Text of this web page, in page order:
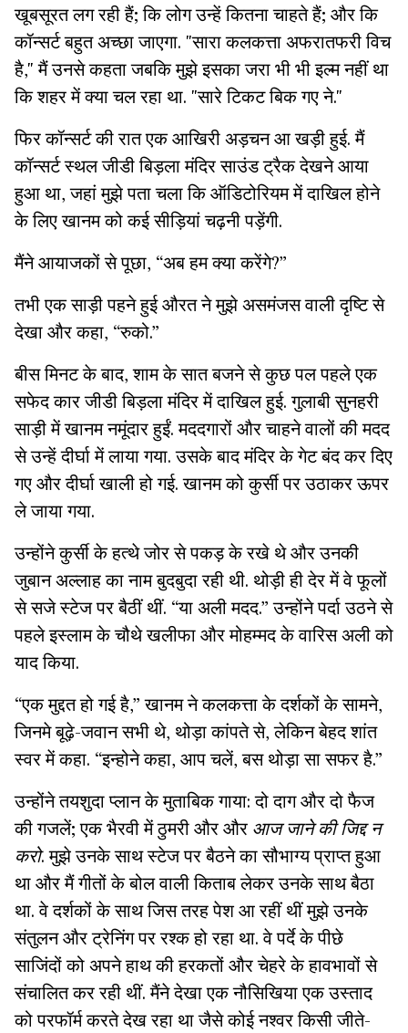
खूबसूरत लग रही हैं; कि लोग उन्हें कितना चाहते हैं; और कि
कॉन्सर्ट बहुत अच्छा जाएगा. "सारा कलकत्ता अफरातफरी विच
है," मैं उनसे कहता जबकि मुझे इसका जरा भी भी इल्म नहीं था
कि शहर में क्या चल रहा था. "सारे टिकट बिक गए ने."
फिर कॉन्सर्ट की रात एक आखिरी अड़चन आ खड़ी हुई. मैं
कॉन्सर्ट स्थल जीडी बिड़ला मंदिर साउंड ट्रैक देखने आया
हुआ था, जहां मुझे पता चला कि ऑडिटोरियम में दाखिल होने
के लिए खानम को कई सीड़ियां चढ़नी पड़ेंगी.
मैंने आयाजकों से पूछा, “अब हम क्या करेंगे?”
तभी एक साड़ी पहने हुई औरत ने मुझे असमंजस वाली दृष्टि से
देखा और कहा, “रुको.”
बीस मिनट के बाद, शाम के सात बजने से कुछ पल पहले एक
सफेद कार जीडी बिड़ला मंदिर में दाखिल हुई. गुलाबी सुनहरी
साड़ी में खानम नमूंदार हुईं. मददगारों और चाहने वालों की मदद
से उन्हें दीर्घा में लाया गया. उसके बाद मंदिर के गेट बंद कर दिए
गए और दीर्घा खाली हो गई. खानम को कुर्सी पर उठाकर ऊपर
ले जाया गया.
उन्होंने कुर्सी के हत्थे जोर से पकड़ के रखे थे और उनकी
जुबान अल्लाह का नाम बुदबुदा रही थी. थोड़ी ही देर में वे फूलों
से सजे स्टेज पर बैठीं थीं. “या अली मदद.” उन्होंने पर्दा उठने से
पहले इस्लाम के चौथे खलीफा और मोहम्मद के वारिस अली को
याद किया.
“एक मुद्दत हो गई है,” खानम ने कलकत्ता के दर्शकों के सामने,
जिनमे बूढ़े-जवान सभी थे, थोड़ा कांपते से, लेकिन बेहद शांत
स्वर में कहा. “इन्होने कहा, आप चलें, बस थोड़ा सा सफर है.”
उन्होंने तयशुदा प्लान के मुताबिक गाया: दो दाग और दो फैज
की गजलें; एक भैरवी में ठुमरी और और आज जाने की जिद्द न
करो. मुझे उनके साथ स्टेज पर बैठने का सौभाग्य प्राप्त हुआ
था और मैं गीतों के बोल वाली किताब लेकर उनके साथ बैठा
था. वे दर्शकों के साथ जिस तरह पेश आ रहीं थीं मुझे उनके
संतुलन और ट्रेनिंग पर रश्क हो रहा था. वे पर्दे के पीछे
साजिंदों को अपने हाथ की हरकतों और चेहरे के हावभावों से
संचालित कर रही थीं. मैंने देखा एक नौसिखिया एक उस्ताद
को परफॉर्म करते देख रहा था जैसे कोई नश्वर किसी जीते-